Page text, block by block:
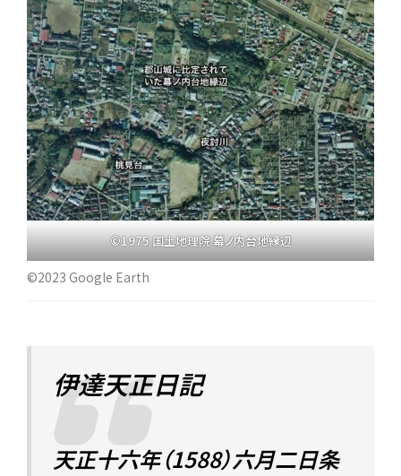
©1975 国土地理院 幕ノ内台地縁辺
©2023 Google Earth
伊達天正日記
天正十六年（1588）六月二日条